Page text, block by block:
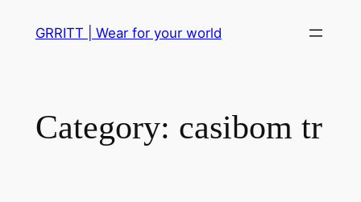
GRRITT | Wear for your world
Category: casibom tr